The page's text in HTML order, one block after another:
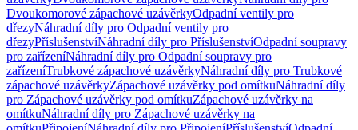
Dvoukomorové zápachové uzávěrkyOdpadní ventily pro
dřezyNáhradní díly pro Odpadní ventily pro
dřezyPříslušenstvíNáhradní díly pro PříslušenstvíOdpadní soupravy
pro zařízeníNáhradní díly pro Odpadní soupravy pro
zařízeníTrubkové zápachové uzávěrkyNáhradní díly pro Trubkové
zápachové uzávěrkyZápachové uzávěrky pod omítkuNáhradní díly
pro Zápachové uzávěrky pod omítkuZápachové uzávěrky na
omítkuNáhradní díly pro Zápachové uzávěrky na